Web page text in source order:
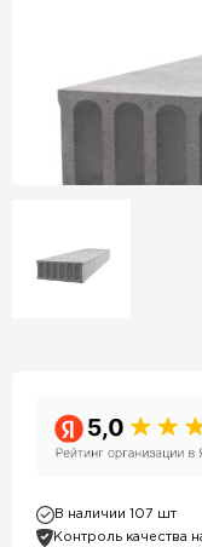
В наличии 107 шт
Контроль качества